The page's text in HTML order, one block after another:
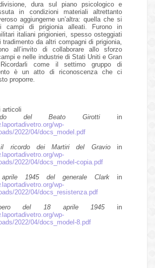
dura sul piano psicologico e
in condizioni materiali altrettanto
aggiungerne un’altra: quella che si
campi di prigionia alleati. Furono in
italiani prigionieri, spesso osteggiati
da altri compagni di prigionia,
all’invito di collaborare allo sforzo
e nelle industrie di Stati Uniti e Gran
Ricordarli come il settimo gruppo di
è un atto di riconoscenza che ci
proporre.
articoli
del Beato Girotti in
wp-
2022/04/docs_model.pdf
il ricordo dei Martiri del Gravioin
wp-
2022/04/docs_model-copia.pdf
1945 del generale Clark in
wp-
2022/04/docs_resistenza.pdf
del 18 aprile 1945in
wp-
2022/04/docs_model-8.pdf